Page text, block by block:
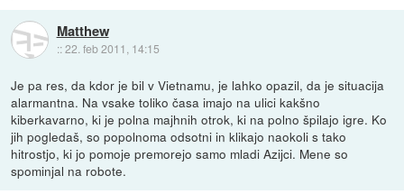
Matthew
::22. feb 2011, 14:15
Je pa res, da kdor je bil v Vietnamu, je lahko opazil, da je situacija
alarmantna. Na vsake toliko časa imajo na ulici kakšno
kiberkavarno, ki je polna majhnih otrok, ki na polno špilajo igre. Ko
jih pogledaš, so popolnoma odsotni in klikajo naokoli s tako
hitrostjo, ki jo pomoje premorejo samo mladi Azijci. Mene so
spominjal na robote.